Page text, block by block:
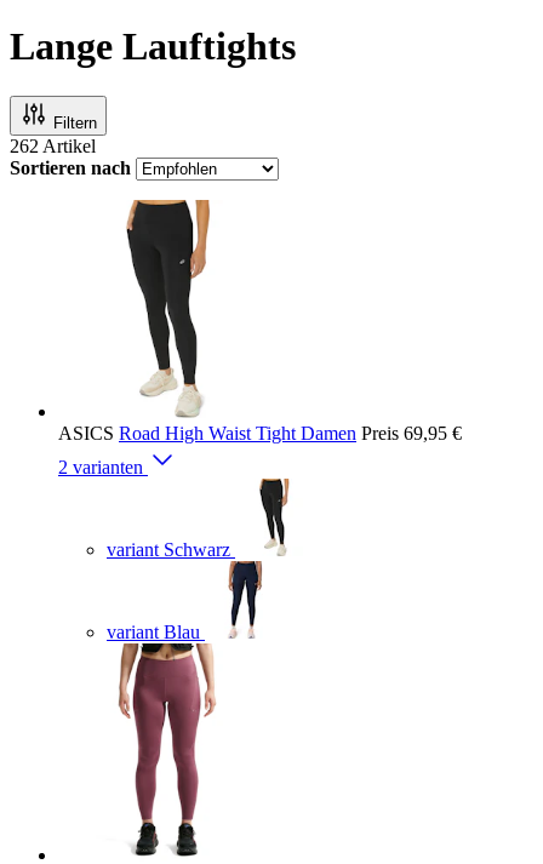
Lange Lauftights
Filtern
262 Artikel
Sortieren nach
ASICS Road High Waist Tight Damen Preis 69,95 €
2 varianten
variant Schwarz
variant Blau